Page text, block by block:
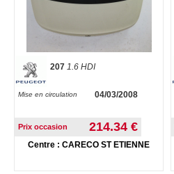
207 1.6 HDI
Mise en circulation 04/03/2008
Prix occasion 214.34 €
Centre : CARECO ST ETIENNE